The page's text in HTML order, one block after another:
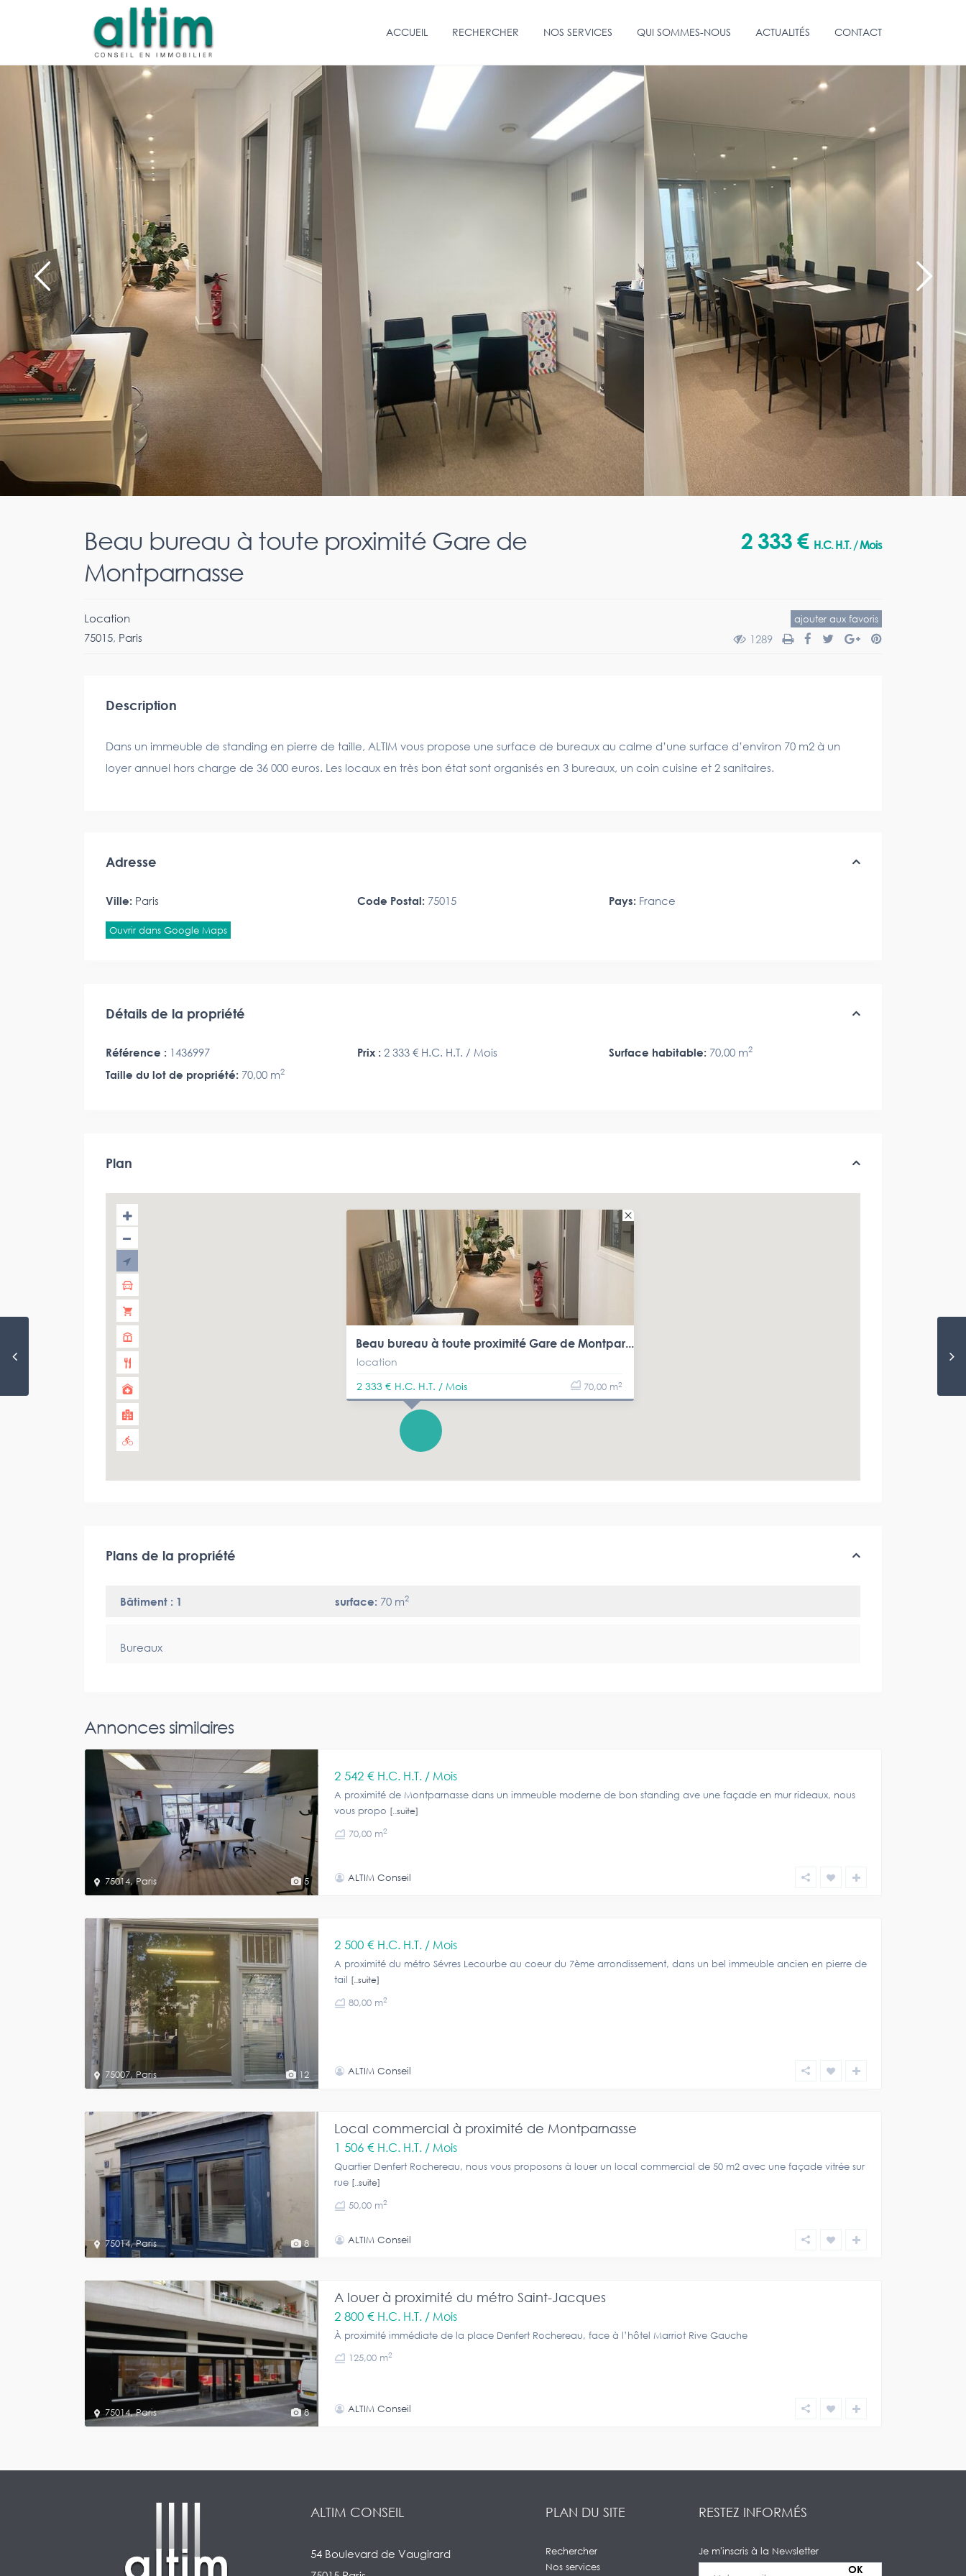
ACCUEIL RECHERCHER NOS SERVICES QUI SOMMES-NOUS ACTUALITÉS CONTACT
Beau bureau à toute proximité Gare de
Montparnasse
2 333 € H.C. H.T. / Mois
Location
75015, Paris
ajouter aux favoris
1289
Description
Dans un immeuble de standing en pierre de taille, ALTIM vous propose une surface de bureaux au calme d’une surface d’environ 70 m2 à un
loyer annuel hors charge de 36 000 euros. Les locaux en très bon état sont organisés en 3 bureaux, un coin cuisine et 2 sanitaires.
Adresse
Ville: Paris Code Postal: 75015 Pays: France
Ouvrir dans Google Maps
Détails de la propriété
Référence : 1436997 Prix : 2 333 € H.C. H.T. / Mois Surface habitable: 70,00 m2
Taille du lot de propriété: 70,00 m2
Plan
Beau bureau à toute proximité Gare de Montpar...
location
2 333 € H.C. H.T. / Mois 70,00 m2
Plans de la propriété
Bâtiment : 1 surface: 70 m2
Bureaux
Annonces similaires
5
75014,Paris
2 542 € H.C. H.T. / Mois
A proximité de Montparnasse dans un immeuble moderne de bon standing ave une façade en mur rideaux, nous
vous propo [..suite]
70,00 m2
ALTIM Conseil
12
75007,Paris
2 500 € H.C. H.T. / Mois
A proximité du métro Sévres Lecourbe au coeur du 7ème arrondissement, dans un bel immeuble ancien en pierre de
tail [..suite]
80,00 m2
ALTIM Conseil
8
75014,Paris
Local commercial à proximité de Montparnasse
1 506 € H.C. H.T. / Mois
Quartier Denfert Rochereau, nous vous proposons à louer un local commercial de 50 m2 avec une façade vitrée sur
rue [..suite]
50,00 m2
ALTIM Conseil
8
75014,Paris
A louer à proximité du métro Saint-Jacques
2 800 € H.C. H.T. / Mois
À proximité immédiate de la place Denfert Rochereau, face à l’hôtel Marriot Rive Gauche
125,00 m2
ALTIM Conseil
ALTIM CONSEIL
54 Boulevard de Vaugirard
PLAN DU SITE
Rechercher
Nos services
RESTEZ INFORMÉS
Je m'inscris à la Newsletter